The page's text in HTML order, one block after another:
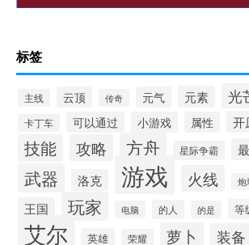
标签
主线 云顶 传奇 元气 元素 光
卡丁车 可以通过 小游戏 属性 开
技能 攻略 方舟 星际争霸
武器 洛克 游戏 火线 炮
王国 玩家 电脑 的人 的是 等
艾尔 英雄 荣耀 萝卜 装备